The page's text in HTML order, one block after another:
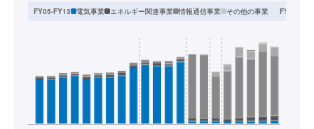
FY05-FY13 電気事業 エネルギー関連事業 情報通信事業 その他の事業 FY14-